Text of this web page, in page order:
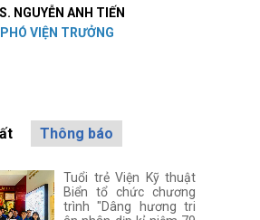
NGUYỄN ANH TIẾN
PHÓ VIỆN TRƯỞNG
Thông báo
Tuổi trẻ Viện Kỹ thuật
Biển tổ chức chương
trình "Dâng hương tri